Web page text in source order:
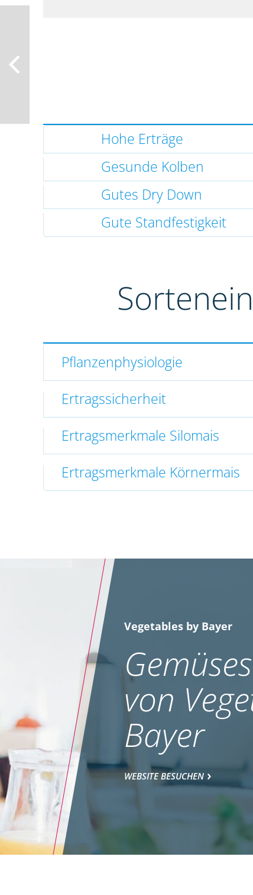
Hohe Erträge
Gesunde Kolben
Gutes Dry Down
Gute Standfestigkeit
Pflanzenphysiologie
Ertragssicherheit
Ertragsmerkmale Silomais
Ertragsmerkmale Körnermais
Vegetables by Bayer
von
Bayer
WEBSITE BESUCHEN